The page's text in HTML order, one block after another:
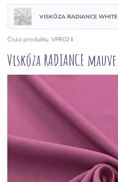
VISKÓZA RADIANCE WHITE
Číslo produktu: VPR024
Viskóza RADIANCE mauve